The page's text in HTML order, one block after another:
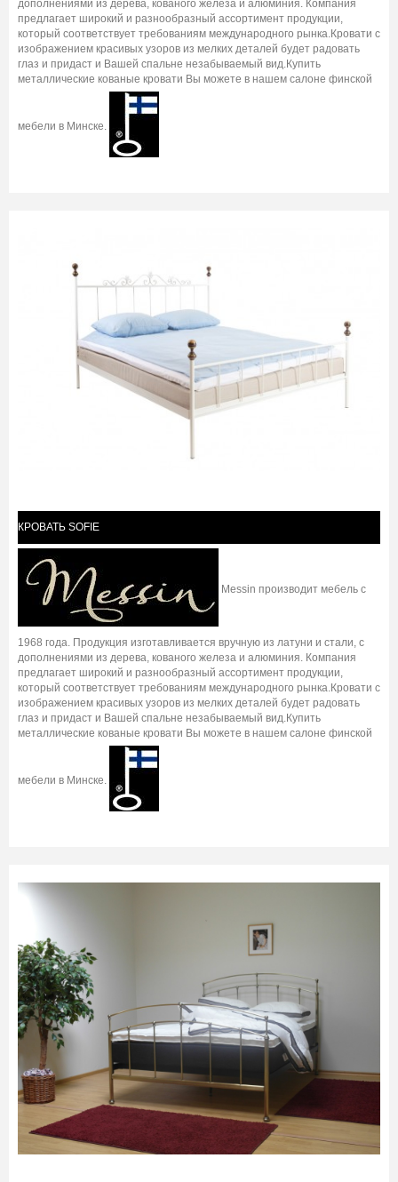
дополнениями из дерева, кованого железа и алюминия. Компания
предлагает широкий и разнообразный ассортимент продукции,
который соответствует требованиям международного рынка.Кровати с
изображением красивых узоров из мелких деталей будет радовать
глаз и придаст и Вашей спальне незабываемый вид.Купить
металлические кованые кровати Вы можете в нашем салоне финской
мебели в Минске.
КРОВАТЬ SOFIE
Messin производит мебель с
1968 года. Продукция изготавливается вручную из латуни и стали, с
дополнениями из дерева, кованого железа и алюминия. Компания
предлагает широкий и разнообразный ассортимент продукции,
который соответствует требованиям международного рынка.Кровати с
изображением красивых узоров из мелких деталей будет радовать
глаз и придаст и Вашей спальне незабываемый вид.Купить
металлические кованые кровати Вы можете в нашем салоне финской
мебели в Минске.